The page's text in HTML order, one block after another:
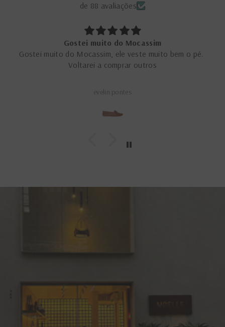
de 88 avaliações
Gostei muito do Mocassim
Gostei muito do Mocassim, ele veste muito bem o pé.
Voltarei a comprar outros
evelin pontes